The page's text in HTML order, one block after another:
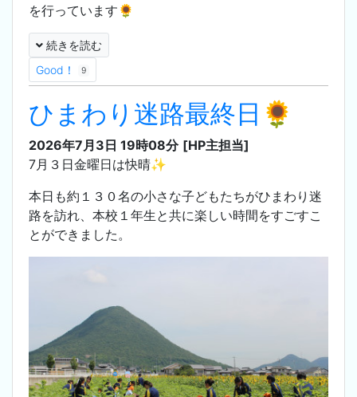
を行っています🌻
続きを読む
Good！
9
ひまわり迷路最終日🌻
2026年7月3日 19時08分 [HP主担当]
7月３日金曜日は快晴✨
本日も約１３０名の小さな子どもたちがひまわり迷
路を訪れ、本校１年生と共に楽しい時間をすごすこ
とができました。